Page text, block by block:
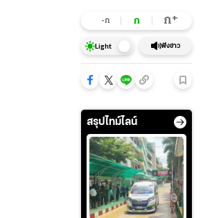
-ก ก ก+
Light ฟังข่าว
สรุปไทม์ไลน์